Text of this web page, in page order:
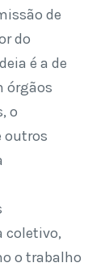
de
do
é a de
órgãos
o
outros
coletivo,
o trabalho